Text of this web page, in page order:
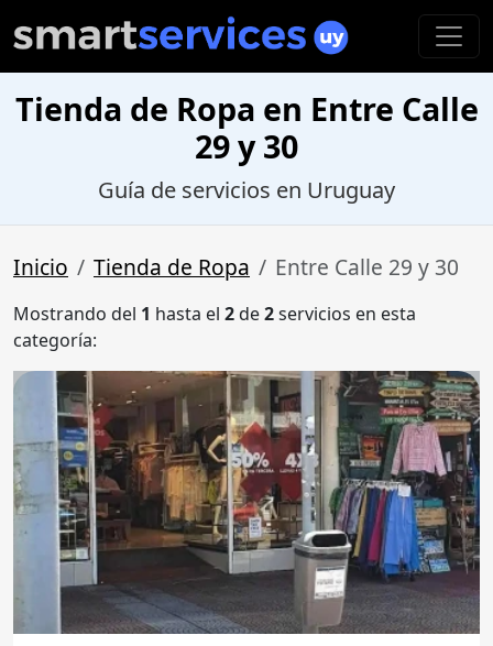
Tienda de Ropa en Entre Calle
29 y 30
Guía de servicios en Uruguay
Inicio Tienda de Ropa Entre Calle 29 y 30
Mostrando del 1 hasta el 2de2servicios en esta
categoría: